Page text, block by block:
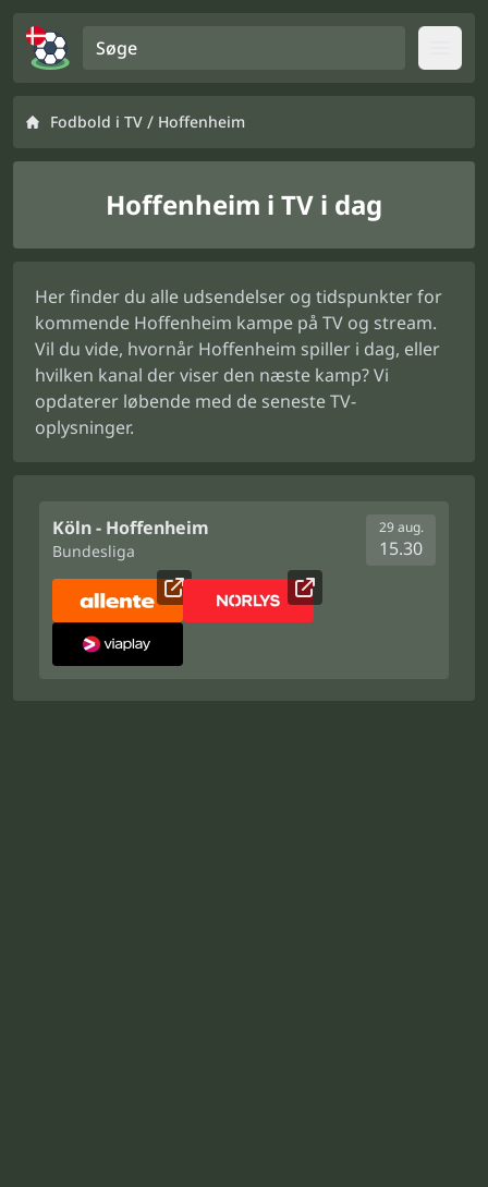
Fodbold i TV / Hoffenheim
Hoffenheim i TV i dag
Her finder du alle udsendelser og tidspunkter for
kommende Hoffenheim kampe på TV og stream.
Vil du vide, hvornår Hoffenheim spiller i dag, eller
hvilken kanal der viser den næste kamp? Vi
opdaterer løbende med de seneste TV-
oplysninger.
Köln - Hoffenheim
Bundesliga
29 aug.
15.30